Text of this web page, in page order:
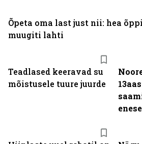
Teadlased keeravad su
mõistusele tuure juurde
Õpeta oma last just nii: hea
muugiti lahti